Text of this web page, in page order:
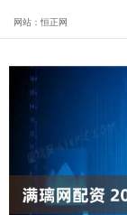
网站：恒正网